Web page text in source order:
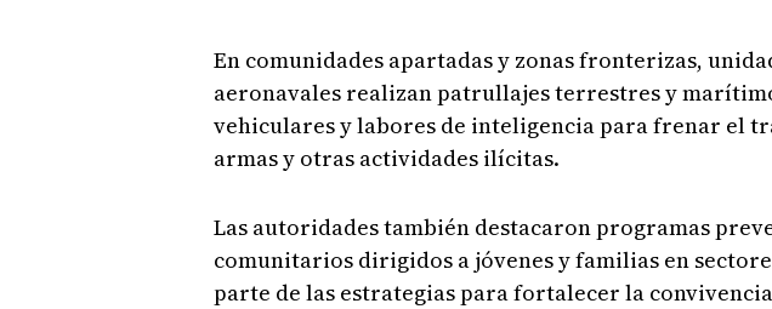
En comunidades apartadas y zonas fronterizas,
aeronavales realizan patrullajes terrestres y
vehiculares y labores de inteligencia para frenar el
armas y otras actividades ilícitas.
Las autoridades también destacaron programas
comunitarios dirigidos a jóvenes y familias en
parte de las estrategias para fortalecer la